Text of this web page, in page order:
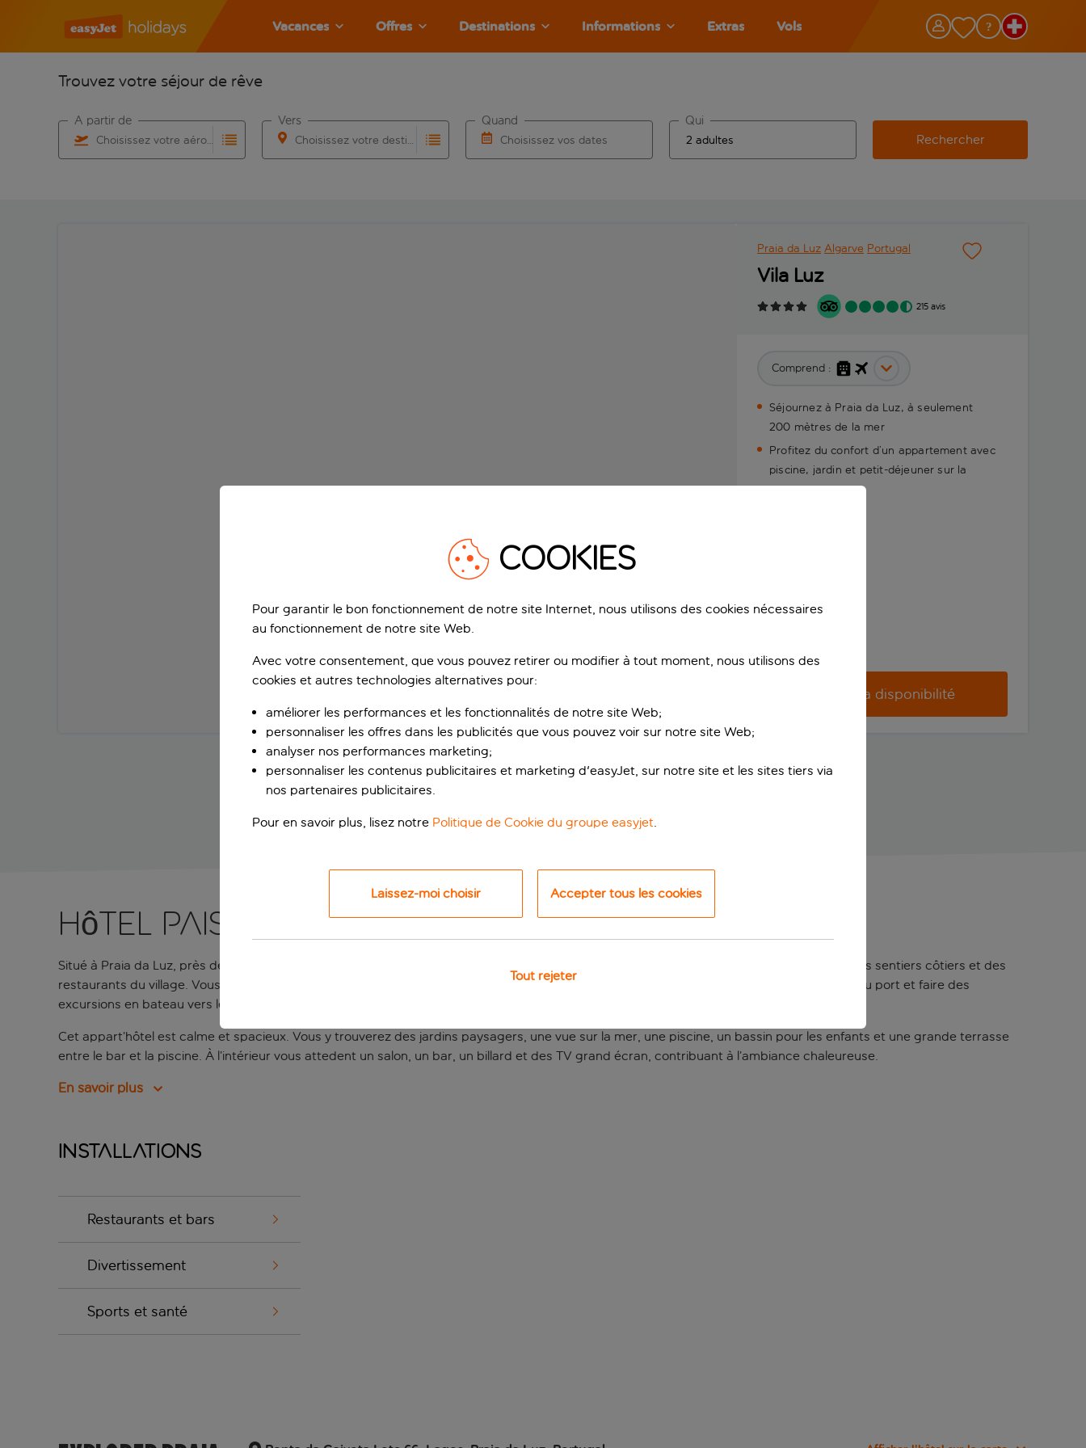
Vacances Offres Destinations Informations Extras Vols
Trouvez votre séjour de rêve
Choisissez votre aéroport
À partir de
Choisissez votre destination
Vers
Choisissez vos dates
Quand Qui
Rechercher
Praia da Luz Algarve Portugal
Vila Luz
215 avis
Comprend :
Séjournez à Praia da Luz, à seulement
200 mètres de la mer
Profitez du confort d’un appartement avec
piscine, jardin et petit-déjeuner sur la
terrasse
Vérifier la disponibilité
Hôtel paisible à Luz
Situé à Praia da Luz, près de Lagos, le Vila Luz est un joyau caché à 200 mètres de la mer en Algarve. Vous serez tout près de la plage, des sentiers côtiers et des
restaurants du village. Vous pourrez également aller à Lagos pour vous promener dans les ruelles de la vieille ville, profiter de l’animation du port et faire des
excursions en bateau vers les célèbres grottes de Ponta da Piedade.
Cet appart’hôtel est calme et spacieux. Vous y trouverez des jardins paysagers, une vue sur la mer, une piscine, un bassin pour les enfants et une grande terrasse
entre le bar et la piscine. À l’intérieur vous attedent un salon, un bar, un billard et des TV grand écran, contribuant à l’ambiance chaleureuse.
En savoir plus
Installations
Restaurants et bars
Divertissement
Sports et santé
COOKIES
Pour garantir le bon fonctionnement de notre site Internet, nous utilisons des cookies nécessaires
au fonctionnement de notre site Web.
Avec votre consentement, que vous pouvez retirer ou modifier à tout moment, nous utilisons des
cookies et autres technologies alternatives pour:
améliorer les performances et les fonctionnalités de notre site Web;
personnaliser les offres dans les publicités que vous pouvez voir sur notre site Web;
analyser nos performances marketing;
personnaliser les contenus publicitaires et marketing d'easyJet, sur notre site et les sites tiers via
nos partenaires publicitaires.
Pour en savoir plus, lisez notre Politique de Cookie du groupe easyjet.
Laissez-moi choisir Accepter tous les cookies
Tout rejeter